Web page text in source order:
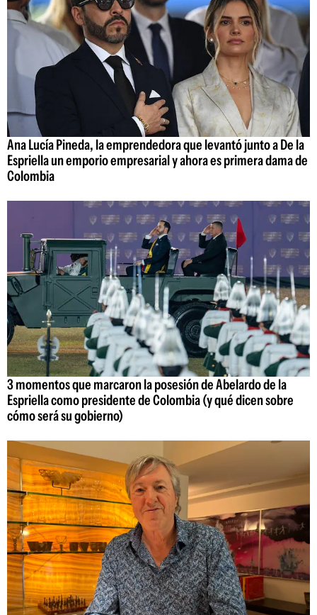
Ana Lucía Pineda, la emprendedora que levantó junto a De la
Espriella un emporio empresarial y ahora es primera dama de
Colombia
3 momentos que marcaron la posesión de Abelardo de la
Espriella como presidente de Colombia (y qué dicen sobre
cómo será su gobierno)